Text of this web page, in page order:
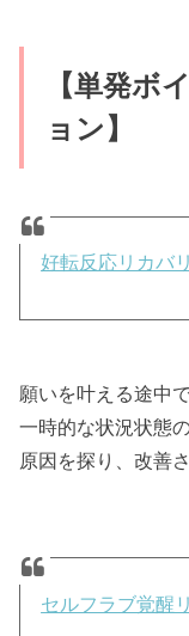
【単発ボ
ョン】
好転反応リカバ
願いを叶える途中
一時的な状況状態
原因を探り、改善
セルフラブ覚醒